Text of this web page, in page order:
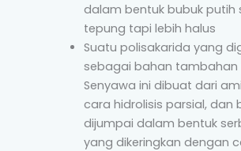
dalam bentuk bubuk putih
tepung tapi lebih halus
Suatu polisakarida yang
sebagai bahan tambahan
Senyawa ini dibuat dari
cara hidrolisis parsial, dan
dijumpai dalam bentuk
yang dikeringkan dengan